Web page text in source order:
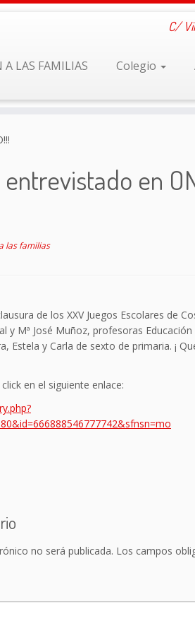
C/
LAS FAMILIAS Colegio
entrevistado en
las familias
de los XXV Juegos Escolares de
y Mª José Muñoz, profesoras Educación
Estela y Carla de sexto de primaria. ¡
en el siguiente enlace:
no será publicada. Los campos